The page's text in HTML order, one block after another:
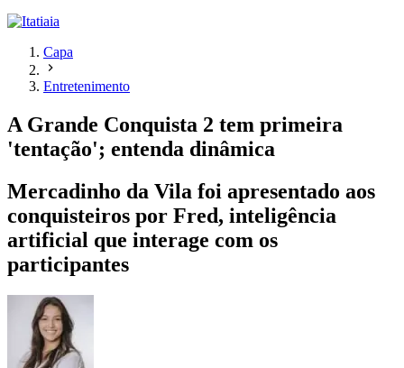
Capa
Entretenimento
A Grande Conquista 2 tem primeira
'tentação'; entenda dinâmica
Mercadinho da Vila foi apresentado aos
conquisteiros por Fred, inteligência
artificial que interage com os
participantes